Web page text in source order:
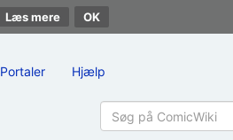
Læs mere
Portaler Hjælp